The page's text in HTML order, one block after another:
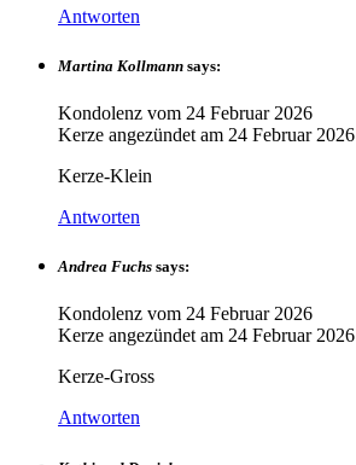
Antworten
Martina Kollmann says:
Kondolenz vom 24 Februar 2026
Kerze angezündet am 24 Februar 2026
Kerze-Klein
Antworten
Andrea Fuchs says:
Kondolenz vom 24 Februar 2026
Kerze angezündet am 24 Februar 2026
Kerze-Gross
Antworten